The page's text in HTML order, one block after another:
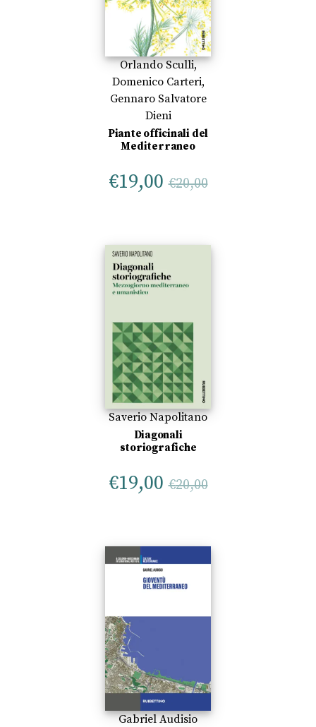
Orlando Sculli,
Domenico Carteri,
Gennaro Salvatore
Dieni
Piante officinali del
Mediterraneo
€19,00 €20,00
Saverio Napolitano
Diagonali
storiografiche
€19,00 €20,00
Gabriel Audisio